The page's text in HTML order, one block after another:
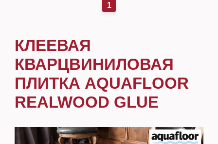
1
КЛЕЕВАЯ
КВАРЦВИНИЛОВАЯ
ПЛИТКА AQUAFLOOR
REALWOOD GLUE